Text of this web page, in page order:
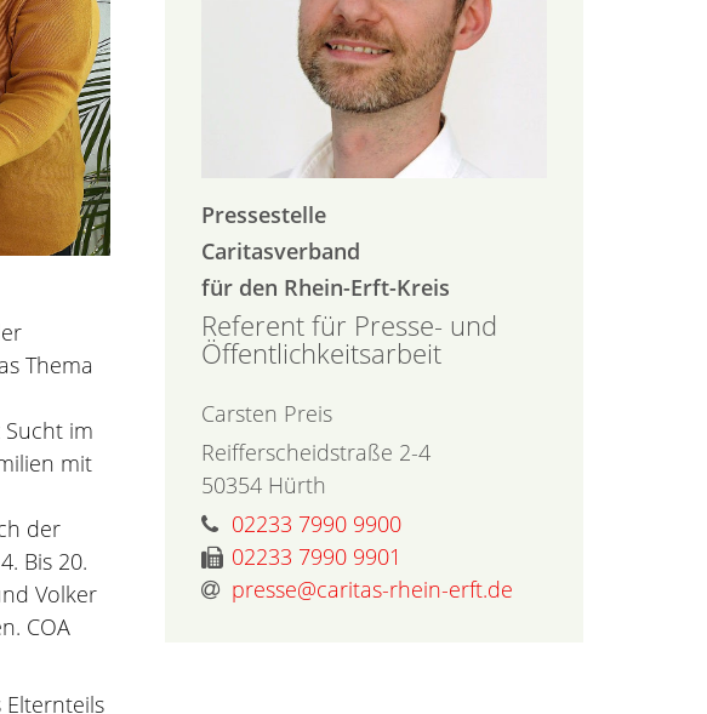
Thema
im
mit
der
Bis 20.
Volker
COA
Pressestelle
Caritasverband
für den Rhein-Erft-Kreis
Referent für Presse- und
Öffentlichkeitsarbeit
Carsten Preis
Reifferscheidstraße 2-4
50354 Hürth
02233 7990 9900
02233 7990 9901
presse@caritas-rhein-erft.de